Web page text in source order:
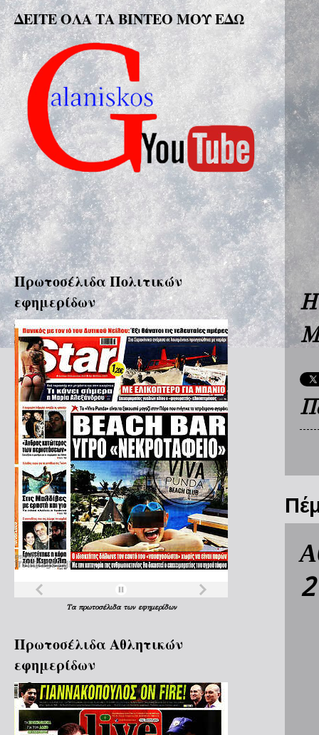
Η
ΔΕΙΤΕ ΟΛΑ ΤΑ ΒΙΝΤΕΟ ΜΟΥ ΕΔΩ
Πρωτοσέλιδα Πολιτικών
εφημερίδων
Τα πρωτοσέλιδα των εφημερίδων
Πρωτοσέλιδα Aθλητικών
εφημερίδων